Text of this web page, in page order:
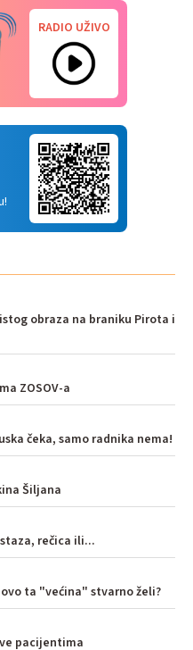
RADIO UŽIVO
obraza na braniku Pirota i
ZOSOV-a
čeka, samo radnika nema!
Šiljana
rečica ili...
ta "većina" stvarno želi?
pacijentima